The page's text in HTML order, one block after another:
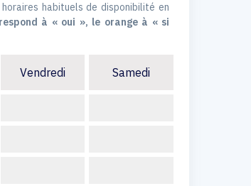
habituels de disponibilité en
à « oui », le orange à « si
Vendredi Samedi